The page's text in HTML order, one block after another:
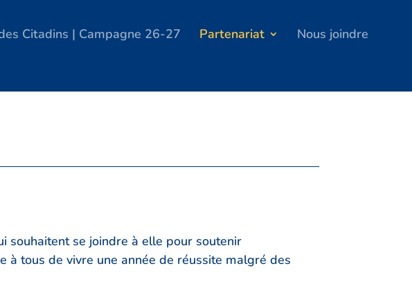
Citadins | Campagne 26-27 Partenariat Nous joindre
souhaitent se joindre à elle pour soutenir
à tous de vivre une année de réussite malgré des